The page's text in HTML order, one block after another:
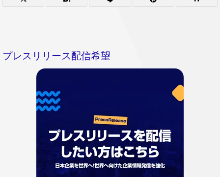
プレスリリース配信希望